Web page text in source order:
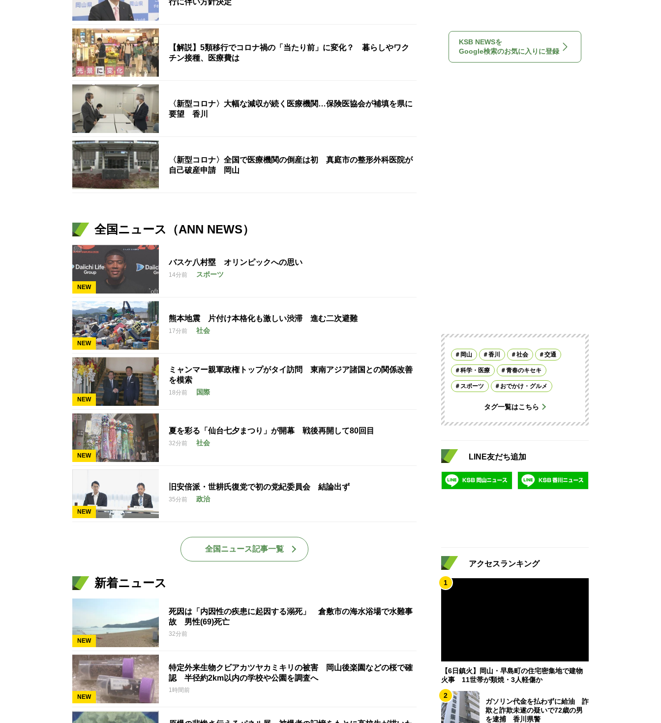
【解説】5類移行でコロナ禍の「当たり前」に変化？ 暮らしやワク
チン接種、医療費は
〈新型コロナ〉大幅な減収が続く医療機関…保険医協会が補填を県に
要望 香川
〈新型コロナ〉全国で医療機関の倒産は初 真庭市の整形外科医院が
自己破産申請 岡山
全国ニュース（ANN NEWS）
NEW
バスケ八村塁 オリンピックへの思い
14分前 スポーツ
NEW
熊本地震 片付け本格化も激しい渋滞 進む二次避難
17分前 社会
NEW
ミャンマー親軍政権トップがタイ訪問 東南アジア諸国との関係改善
を模索
18分前 国際
NEW
夏を彩る「仙台七夕まつり」が開幕 戦後再開して80回目
32分前 社会
NEW
旧安倍派・世耕氏復党で初の党紀委員会 結論出ず
35分前 政治
全国ニュース記事一覧
新着ニュース
NEW
死因は「内因性の疾患に起因する溺死」 倉敷市の海水浴場で水難事
故 男性(69)死亡
32分前
NEW
特定外来生物クビアカツヤカミキリの被害 岡山後楽園などの桜で確
認 半径約2km以内の学校や公園を調査へ
1時間前
KSB NEWSを
Google検索のお気に入りに登録
岡山 香川 社会 交通
科学・医療 青春のキセキ
スポーツ おでかけ・グルメ
タグ一覧はこちら
LINE友だち追加
アクセスランキング
1
【6日鎮火】岡山・早島町の住宅密集地で建物
火事 11世帯が類焼・3人軽傷か
2
ガソリン代金を払わずに給油 詐
欺と詐欺未遂の疑いで72歳の男
を逮捕 香川県警